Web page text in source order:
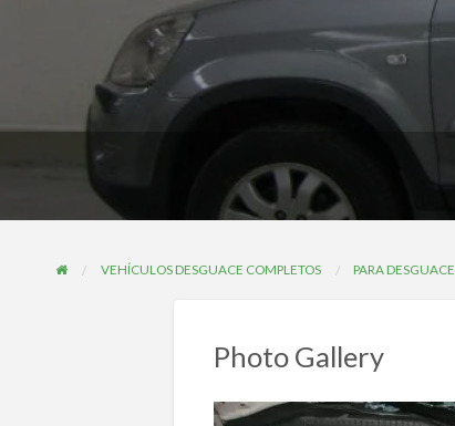
VEHÍCULOS DESGUACE COMPLETOS PARA DESGUACE
Photo Gallery